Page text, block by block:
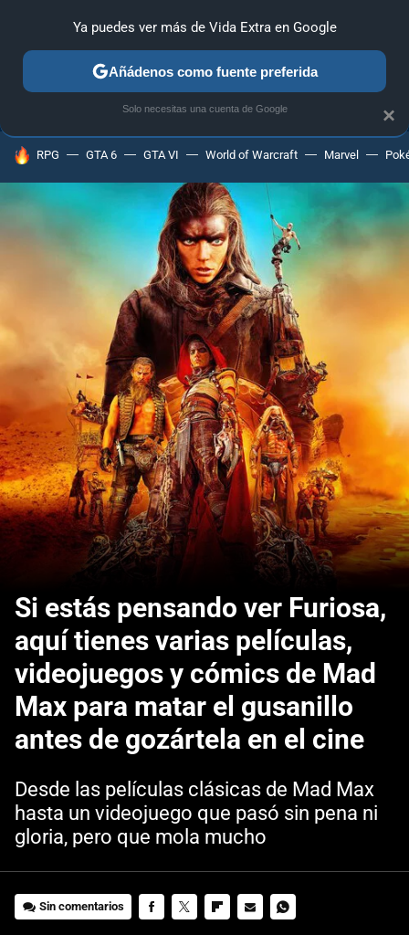
ANÁLISIS GUÍAS Y TRUCOS PC SONY NINTENDO
HOY SE HABLA DE
RPG GTA 6 GTA VI World of Warcraft Marvel
Si estás pensando ver Furiosa,
aquí tienes varias películas,
videojuegos y cómics de Mad
Max para matar el gusanillo
antes de gozártela en el cine
Desde las películas clásicas de Mad Max
hasta un videojuego que pasó sin pena ni
gloria, pero que mola mucho
Sin comentarios
×
Ya puedes ver más de Vida Extra en Google
Añádenos como fuente preferida
Solo necesitas una cuenta de Google